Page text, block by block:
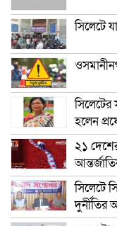
সিলেটে
সিলেটের
হলেন
২১
সিলেটে
দুর্নীতির